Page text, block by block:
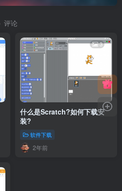
评论
3
什么是Scratch?如何下载安
装?
软件下载
2年前